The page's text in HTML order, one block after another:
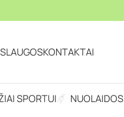
KONTAKTAI
SPORTUI NUOLAIDOS
piešiniu